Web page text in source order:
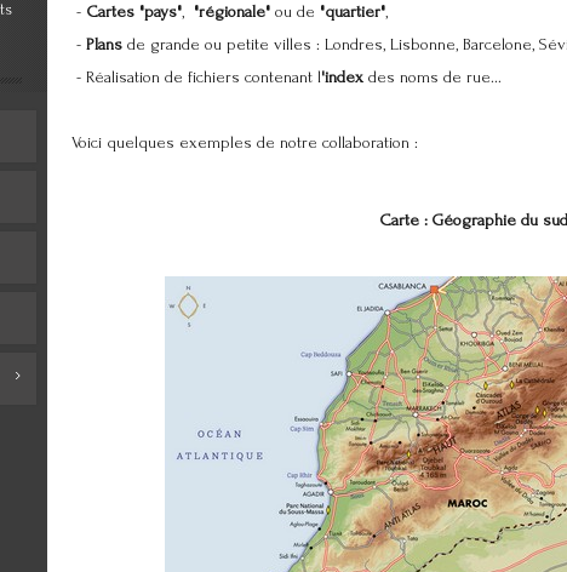
- Cartes "pays", "régionale"ou de "quartier",
- Plansde grande ou petite villes : Londres, Lisbonne, Barcelone,
- Réalisation de fichiers contenant l'indexdes noms de rue...
Voici quelques exemples de notre collaboration :
Carte : Géographie du